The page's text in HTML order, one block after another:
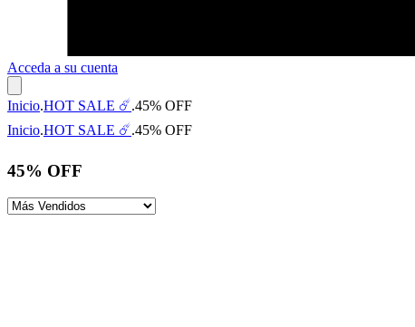
Acceda a su cuenta
Inicio.HOT SALE ☄️.45% OFF
Inicio.HOT SALE ☄️.45% OFF
45% OFF